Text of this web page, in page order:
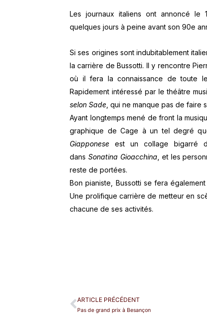
Les journaux italiens ont annoncé le
quelques jours à peine avant son 90e
Si ses origines sont indubitablement
la carrière de Bussotti. Il y rencontre
où il fera la connaissance de toute
Rapidement intéressé par le théâtre
selon Sade , qui ne manque pas de faire
Ayant longtemps mené de front la
graphique de Cage à un tel degré
Giapponese est un collage bigarré
dans Sonatina Gioacchina , et les
reste de portées.
Bon pianiste, Bussotti se fera
Une prolifique carrière de metteur en
chacune de ses activités.
ARTICLE PRÉCÉDENT
Pas de grand prix à Besançon